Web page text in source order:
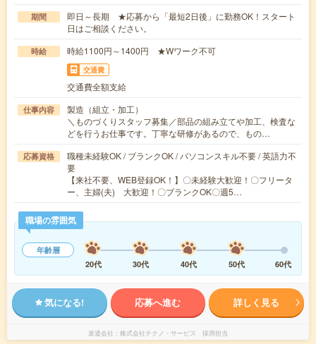
期間
即日～長期 ★応募から「最短2日後」に勤務OK！スタート
日はご相談ください。
時給 時給1100円～1400円 ★Wワーク不可
交通費
交通費全額支給
仕事内容
製造（組立・加工）
＼ものづくりスタッフ募集／部品の組み立てや加工、検査な
どを行うお仕事です。丁寧な研修があるので、もの…
応募資格
職種未経験OK / ブランクOK / パソコンスキル不要 / 英語力不
要
【来社不要、WEB登録OK！】〇未経験大歓迎！〇フリータ
ー、主婦(夫) 大歓迎！〇ブランクOK〇週5…
職場の雰囲気
年齢層
20代
30代 40代 50代 60代
気になる! 応募へ進む 詳しく見る
派遣会社 株式会社テクノ・サービス 採用担当